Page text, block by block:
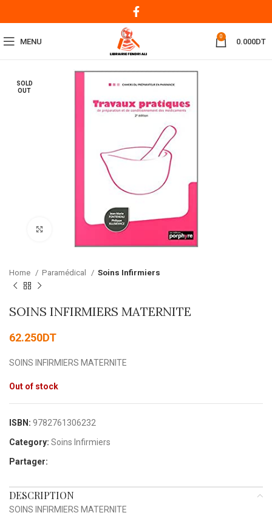
MENU
0
0.000DT
SOLD
OUT
Click to enlarge
Home Paramédical Soins Infirmiers
SOINS INFIRMIERS MATERNITE
62.250DT
SOINS INFIRMIERS MATERNITE
Out of stock
ISBN: 9782761306232
Category: Soins Infirmiers
Partager:
DESCRIPTION
SOINS INFIRMIERS MATERNITE